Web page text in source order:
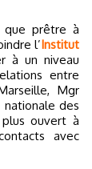
que prêtre à
l’Institut
à un niveau
entre
Mgr
des
ouvert à
avec